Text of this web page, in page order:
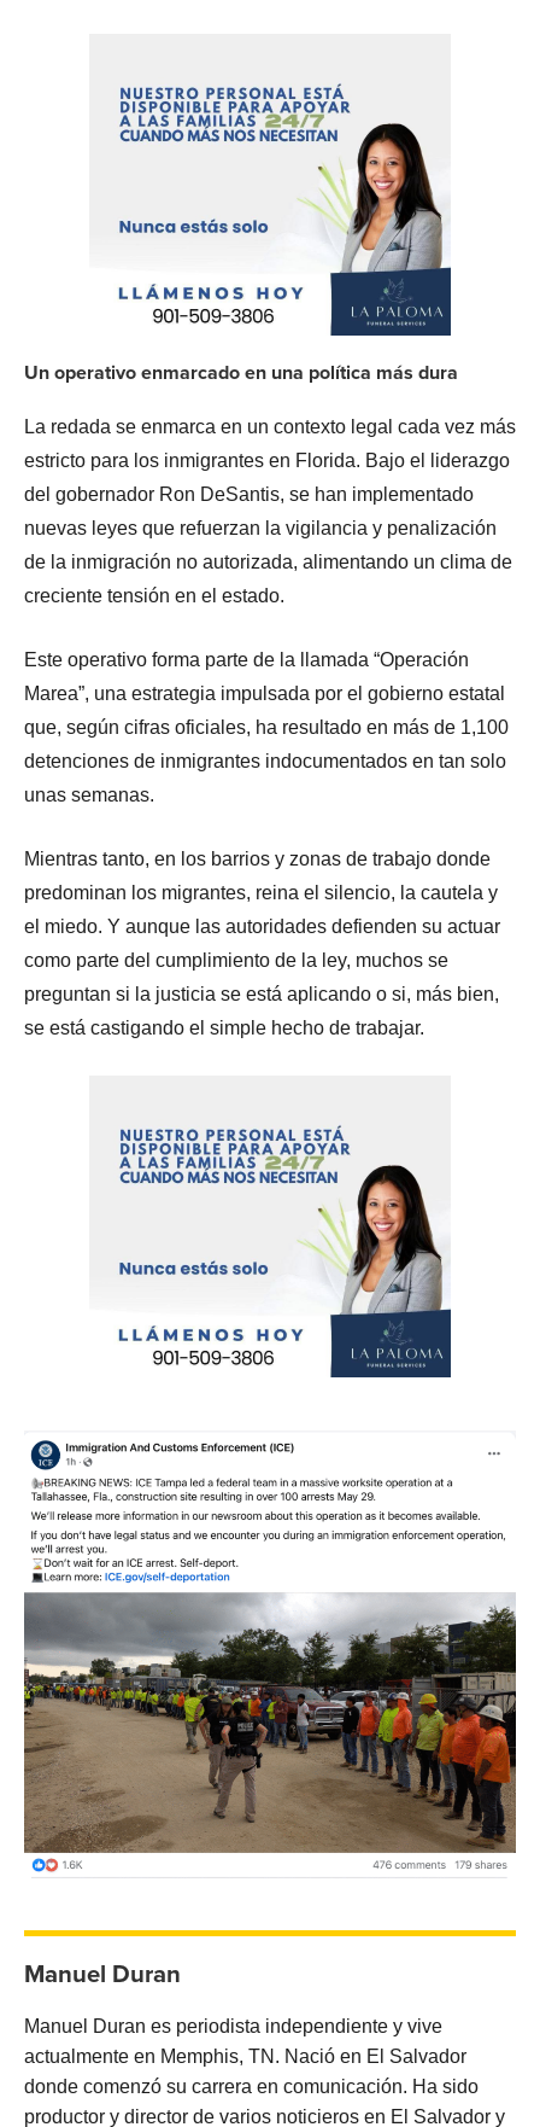
Un operativo enmarcado en una política más dura
La redada se enmarca en un contexto legal cada vez más
estricto para los inmigrantes en Florida. Bajo el liderazgo
del gobernador Ron DeSantis, se han implementado
nuevas leyes que refuerzan la vigilancia y penalización
de la inmigración no autorizada, alimentando un clima de
creciente tensión en el estado.
Este operativo forma parte de la llamada “Operación
Marea”, una estrategia impulsada por el gobierno estatal
que, según cifras oficiales, ha resultado en más de 1,100
detenciones de inmigrantes indocumentados en tan solo
unas semanas.
Mientras tanto, en los barrios y zonas de trabajo donde
predominan los migrantes, reina el silencio, la cautela y
el miedo. Y aunque las autoridades defienden su actuar
como parte del cumplimiento de la ley, muchos se
preguntan si la justicia se está aplicando o si, más bien,
se está castigando el simple hecho de trabajar.
Manuel Duran
Manuel Duran es periodista independiente y vive
actualmente en Memphis, TN. Nació en El Salvador
donde comenzó su carrera en comunicación. Ha sido
productor y director de varios noticieros en El Salvador y